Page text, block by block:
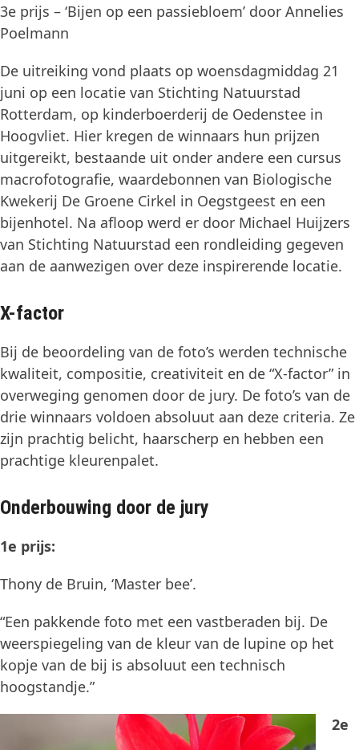
3e prijs – ‘Bijen op een passiebloem’ door Annelies
Poelmann
De uitreiking vond plaats op woensdagmiddag 21
juni op een locatie van Stichting Natuurstad
Rotterdam, op kinderboerderij de Oedenstee in
Hoogvliet. Hier kregen de winnaars hun prijzen
uitgereikt, bestaande uit onder andere een cursus
macrofotografie, waardebonnen van Biologische
Kwekerij De Groene Cirkel in Oegstgeest en een
bijenhotel. Na afloop werd er door Michael Huijzers
van Stichting Natuurstad een rondleiding gegeven
aan de aanwezigen over deze inspirerende locatie.
X-factor
Bij de beoordeling van de foto’s werden technische
kwaliteit, compositie, creativiteit en de “X-factor” in
overweging genomen door de jury. De foto’s van de
drie winnaars voldoen absoluut aan deze criteria. Ze
zijn prachtig belicht, haarscherp en hebben een
prachtige kleurenpalet.
Onderbouwing door de jury
1e prijs:
Thony de Bruin, ‘Master bee’.
“Een pakkende foto met een vastberaden bij. De
weerspiegeling van de kleur van de lupine op het
kopje van de bij is absoluut een technisch
hoogstandje.”
2e